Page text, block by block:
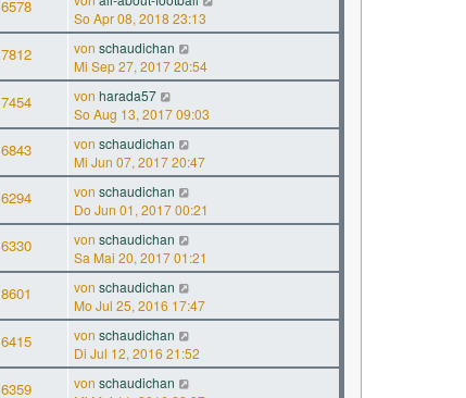
6578
So Apr 08, 2018 23:13
7812 von schaudichan
Mi Sep 27, 2017 20:54
7454 von harada57
So Aug 13, 2017 09:03
6843 von schaudichan
Mi Jun 07, 2017 20:47
6294 von schaudichan
Do Jun 01, 2017 00:21
6330 von schaudichan
Sa Mai 20, 2017 01:21
8601 von schaudichan
Mo Jul 25, 2016 17:47
6415 von schaudichan
Di Jul 12, 2016 21:52
6359 von schaudichan